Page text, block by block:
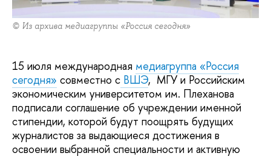
© Из архива медиагруппы «Россия сегодня»
15 июля международная медиагруппа «Россия
сегодня» совместно с ВШЭ, МГУ и Российским
экономическим университетом им. Плеханова
подписали соглашение об учреждении именной
стипендии, которой будут поощрять будущих
журналистов за выдающиеся достижения в
освоении выбранной специальности и активную